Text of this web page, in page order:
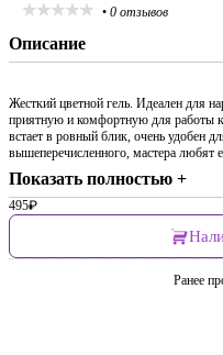
• 0 отзывов
Описание
Жесткий цветной гель. Идеален для
приятную и комфортную для работы
встает в ровный блик, очень удобен
вышеперечисленного, мастера любят
Показать полностью +
495₽
Ранее